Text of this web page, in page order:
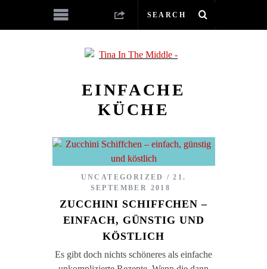
EINFACHE
KÜCHE
UNCATEGORIZED
21.
SEPTEMBER 2018
ZUCCHINI SCHIFFCHEN –
EINFACH, GÜNSTIG UND
KÖSTLICH
Es gibt doch nichts schöneres als einfache